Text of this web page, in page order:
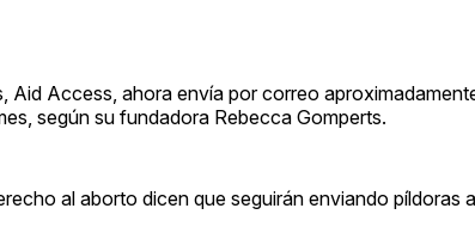
Aid Access, ahora envía por correo
según su fundadora Rebecca Gomperts.
al aborto dicen que seguirán enviando píldoras